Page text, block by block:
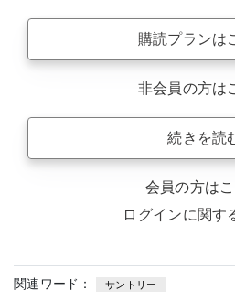
購読プランは
非会員の方は
続きを読
会員の方は
ログインに関す
関連ワード： サントリー